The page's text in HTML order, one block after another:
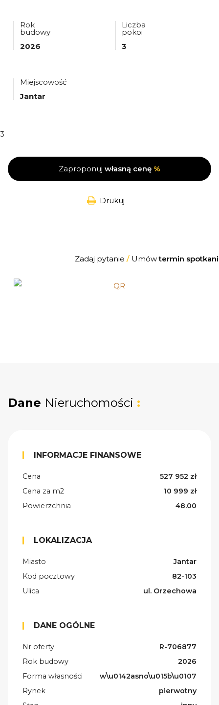
Rok
budowy
2026
Liczba
pokoi
3
Miejscowość
Jantar
3
Zaproponuj własną cenę %
Drukuj
Zadaj pytanie /Umówtermin
Dane Nieruchomości :
INFORMACJE FINANSOWE
Cena
527 952 zł
Cena za m2
10 999 zł
Powierzchnia
48.00
LOKALIZACJA
Miasto
Jantar
Kod pocztowy
82-103
Ulica
ul. Orzechowa
DANE OGÓLNE
Nr oferty
R-706877
Rok budowy
2026
Forma własności
w\u0142asno\u015b\u0107
Rynek
pierwotny